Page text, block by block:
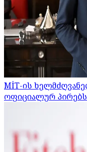
MİT-ის
ოფიციალურ